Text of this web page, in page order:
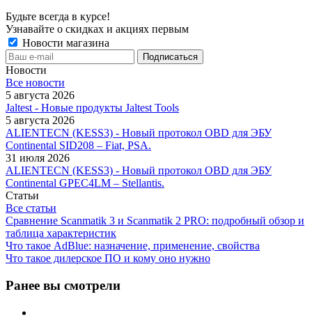
Будьте всегда в курсе!
Узнавайте о скидках и акциях первым
Новости магазина
Новости
Все новости
5 августа 2026
Jaltest - Новые продукты Jaltest Tools
5 августа 2026
ALIENTECN (KESS3) - Новый протокол OBD для ЭБУ
Continental SID208 – Fiat, PSA.
31 июля 2026
ALIENTECN (KESS3) - Новый протокол OBD для ЭБУ
Continental GPEC4LM – Stellantis.
Статьи
Все статьи
Сравнение Scanmatik 3 и Scanmatik 2 PRO: подробный обзор и
таблица характеристик
Что такое AdBlue: назначение, применение, свойства
Что такое дилерское ПО и кому оно нужно
Ранее вы смотрели